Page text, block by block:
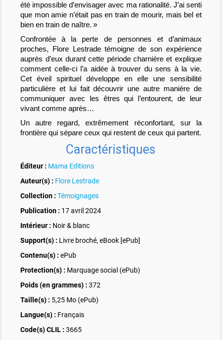
été impossible d’envisager avec ma rationalité. J’ai senti
que mon amie n’était pas en train de mourir, mais bel et
bien en train de naître. »
Confrontée à la perte de personnes et d’animaux
proches, Flore Lestrade témoigne de son expérience
auprès d’eux durant cette période charnière et explique
comment celle-ci l’a aidée à trouver du sens à la vie.
Cet éveil spirituel développe en elle une sensibilité
particulière et lui fait découvrir une autre manière de
communiquer avec les êtres qui l’entourent, de leur
vivant comme après…
Un autre regard, extrêmement réconfortant, sur la
frontière qui sépare ceux qui restent de ceux qui partent.
Caractéristiques
Éditeur : Mama Editions
Auteur(s) : Flore Lestrade
Collection : Témoignages
Publication : 17 avril 2024
Intérieur : Noir & blanc
Support(s) : Livre broché, eBook [ePub]
Contenu(s) : ePub
Protection(s) : Marquage social (ePub)
Poids (en grammes) : 372
Taille(s) : 5,25 Mo (ePub)
Langue(s) : Français
Code(s) CLIL : 3665